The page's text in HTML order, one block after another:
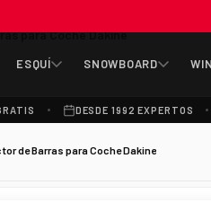
ESQUÍ SNOWBOARD
DESDE 1992 EXPERTOS
para Coche Dakine
de Barras para Coche Dakine